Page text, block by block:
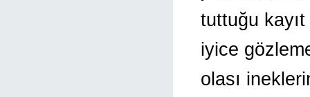
tuttuğu kayıt
iyice
olası